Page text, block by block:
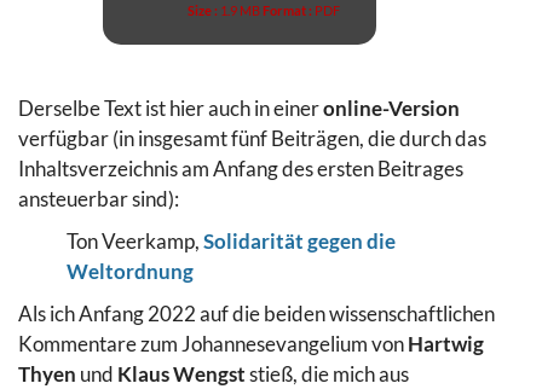
Size : 1.9 MBFormat : PDF
Derselbe Text ist hier auch in eineronline-Version
verfügbar (in insgesamt fünf Beiträgen, die durch das
Inhaltsverzeichnis am Anfang des ersten Beitrages
ansteuerbar sind):
Ton Veerkamp,Solidarität gegen die
Weltordnung
Als ich Anfang 2022 auf die beiden wissenschaftlichen
Kommentare zum Johannesevangelium vonHartwig
Thyen und Klaus Wengststieß, die mich aus